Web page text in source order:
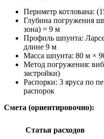
Периметр котлована:
Глубина погружения
зона) = 9 м
Профиль шпунта:
длине 9 м
Масса шпунта: 80 м ×
Метод погружения:
застройки)
Распорки: 3 яруса по
распорок
Смета (ориентировочно):
Статья расходов